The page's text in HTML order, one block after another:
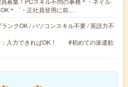
＊゜・正社員登用に前…
ンクOK / パソコンスキル不要 / 英語力不
：入力できればOK！ #初めての派遣歓